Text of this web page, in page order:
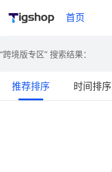
首页
“跨境版专区” 搜索结果：
推荐排序 时间排序